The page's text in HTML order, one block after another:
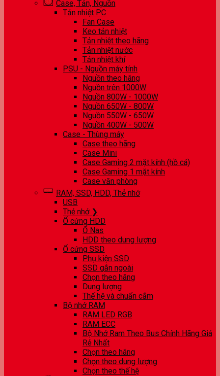
Case, Tản, Nguồn
Tản nhiệt PC
Fan Case
Keo tản nhiệt
Tản nhiệt theo hãng
Tản nhiệt nước
Tản nhiệt khí
PSU - Nguồn máy tính
Nguồn theo hãng
Nguồn trên 1000W
Nguồn 800W - 1000W
Nguồn 650W - 800W
Nguồn 550W - 650W
Nguồn 400W - 500W
Case - Thùng máy
Case theo hãng
Case Mini
Case Gaming 2 mặt kính (hồ cá)
Case Gaming 1 mặt kính
Case văn phòng
RAM, SSD, HDD, Thẻ nhớ
USB
Thẻ nhớ ❯
Ổ cứng HDD
Ổ Nas
HDD theo dung lượng
Ổ cứng SSD
Phụ kiện SSD
SSD gắn ngoài
Chọn theo hãng
Dung lượng
Thế hệ và chuẩn cắm
Bộ nhớ RAM
RAM LED RGB
RAM ECC
Bộ Nhớ Ram Theo Bus Chính Hãng Giá
Rẻ Nhất
Chọn theo hãng
Chọn theo dung lượng
Chọn theo thế hệ